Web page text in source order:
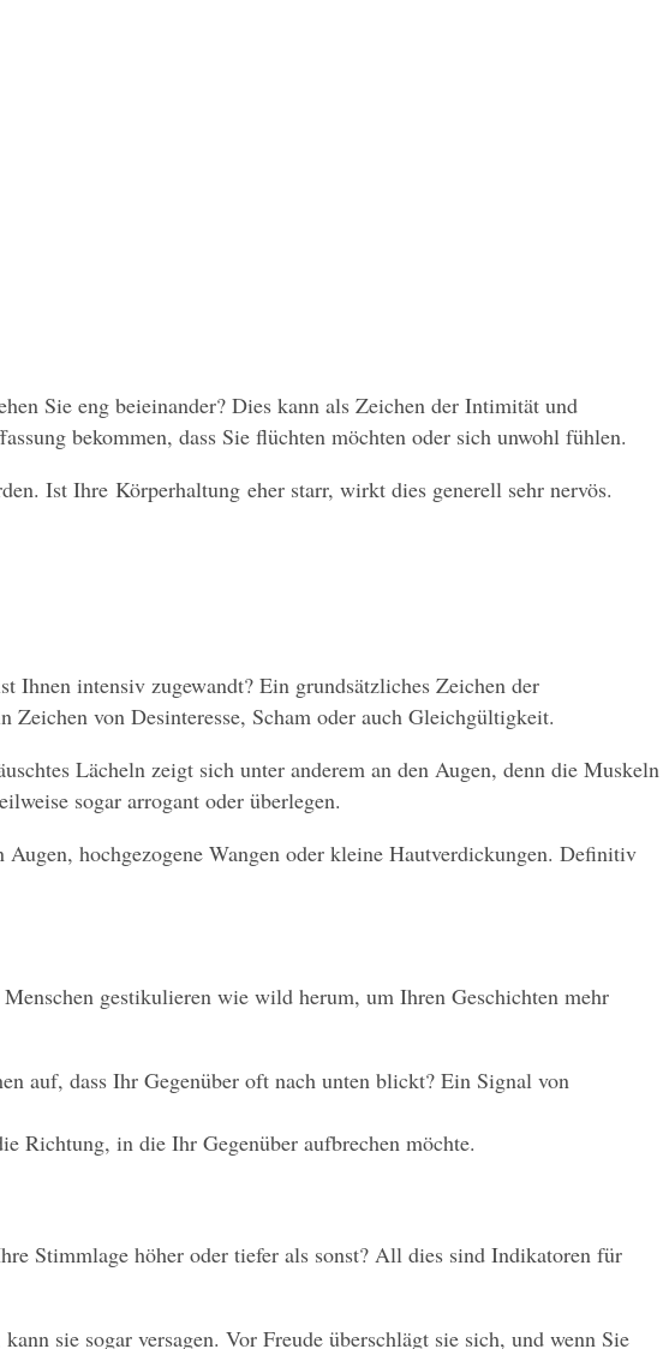
Sie eng beieinander? Dies kann als Zeichen der Intimität und
bekommen, dass Sie flüchten möchten oder sich unwohl fühlen.
Ist Ihre Körperhaltung eher starr, wirkt dies generell sehr nervös.
Ihnen intensiv zugewandt? Ein grundsätzliches Zeichen der
von Desinteresse, Scham oder auch Gleichgültigkeit.
Lächeln zeigt sich unter anderem an den Augen, denn die Muskeln
sogar arrogant oder überlegen.
hochgezogene Wangen oder kleine Hautverdickungen. Definitiv
gestikulieren wie wild herum, um Ihren Geschichten mehr
auf, dass Ihr Gegenüber oft nach unten blickt? Ein Signal von
Richtung, in die Ihr Gegenüber aufbrechen möchte.
Stimmlage höher oder tiefer als sonst? All dies sind Indikatoren für
sie sogar versagen. Vor Freude überschlägt sie sich, und wenn Sie